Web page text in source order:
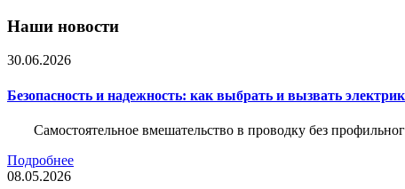
Наши новости
30.06.2026
Безопасность и надежность: как выбрать и вызвать
Самостоятельное вмешательство в проводку без
Подробнее
08.05.2026